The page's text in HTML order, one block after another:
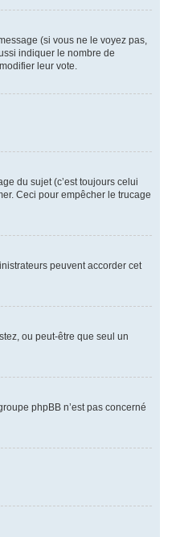
(si vous ne le voyez pas,
indiquer le nombre de
leur vote.
du sujet (c’est toujours celui
Ceci pour empêcher le trucage
peuvent accorder cet
ou peut-être que seul un
phpBB n’est pas concerné